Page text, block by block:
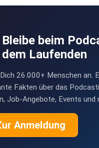
Bleibe beim
dem Laufenden
26.000+ Menschen an.
Fakten über das
Job-Angebote, Events und
Anmeldung